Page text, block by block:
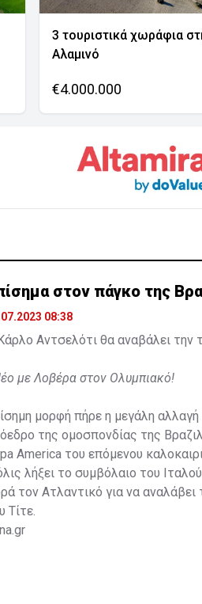
3 τουριστικά χωράφια
Αλαμινό
€4.000.000
στον πάγκο της
08:38
Αντσελότι θα αναβάλει την
με Λοβέρα στον Ολυμπιακό!
μορφή πήρε η μεγάλη
της ομοσπονδίας της
America του επόμενου
λήξει το συμβόλαιο του
τον Ατλαντικό για να αναλάβει
Τίτε.